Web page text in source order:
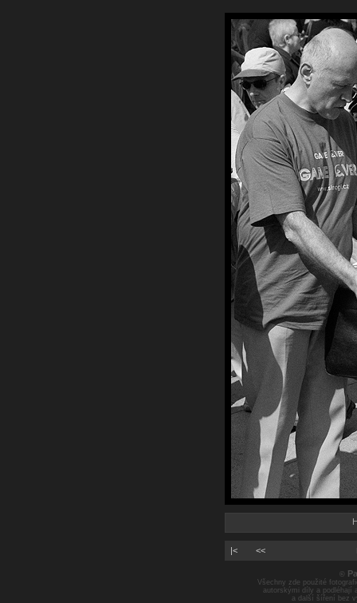
|< <<
©
Všechny zde použité
autorskými díly a podléhají
a další šíření bez